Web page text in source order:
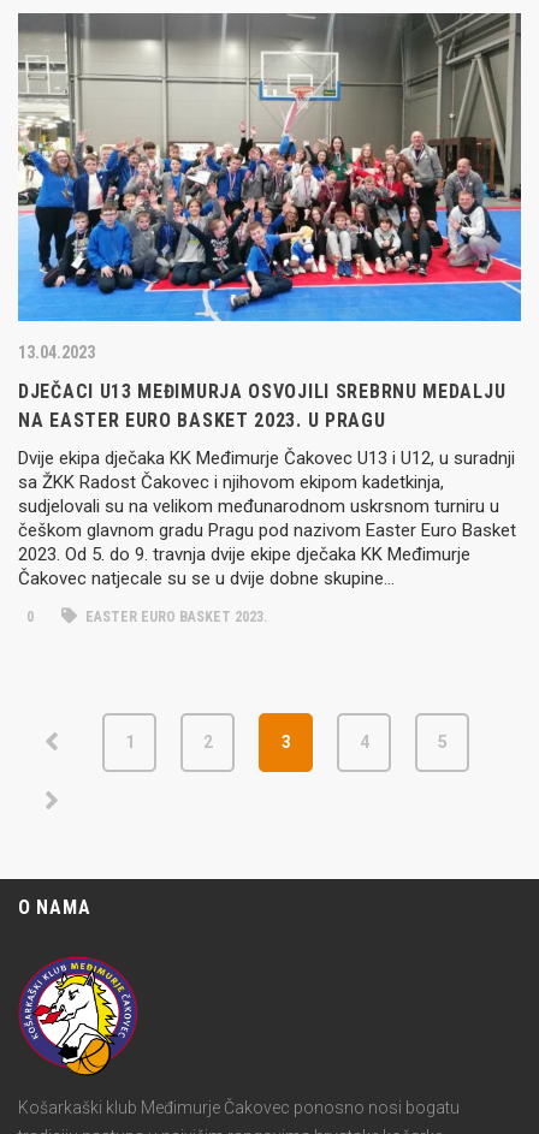
13.04.2023
DJEČACI U13 MEĐIMURJA OSVOJILI SREBRNU MEDALJU
NA EASTER EURO BASKET 2023. U PRAGU
Dvije ekipa dječaka KK Međimurje Čakovec U13 i U12, u suradnji
sa ŽKK Radost Čakovec i njihovom ekipom kadetkinja,
sudjelovali su na velikom međunarodnom uskrsnom turniru u
češkom glavnom gradu Pragu pod nazivom Easter Euro Basket
2023. Od 5. do 9. travnja dvije ekipe dječaka KK Međimurje
Čakovec natjecale su se u dvije dobne skupine…
0 EASTER EURO BASKET 2023.
1 2 3 4 5
O NAMA
Košarkaški klub Međimurje Čakovec ponosno nosi bogatu